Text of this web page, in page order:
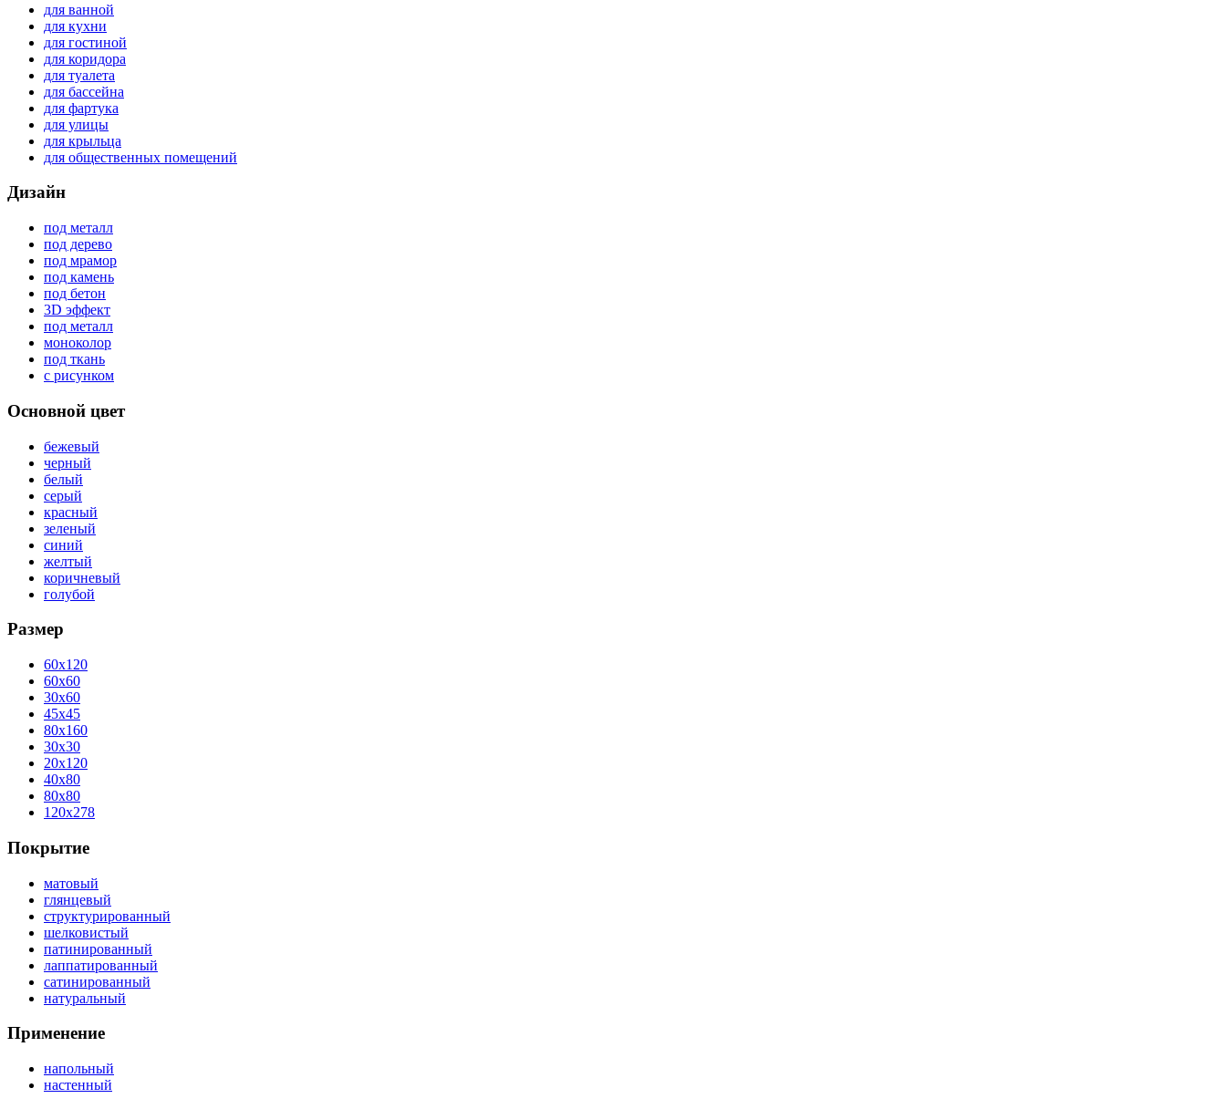
для ванной
для кухни
для гостиной
для коридора
для туалета
для бассейна
для фартука
для улицы
для крыльца
для общественных помещений
Дизайн
под металл
под дерево
под мрамор
под камень
под бетон
3D эффект
под металл
моноколор
под ткань
с рисунком
Основной цвет
бежевый
черный
белый
серый
красный
зеленый
синий
желтый
коричневый
голубой
Размер
60x120
60x60
30x60
45x45
80x160
30x30
20x120
40x80
80x80
120x278
Покрытие
матовый
глянцевый
структурированный
шелковистый
патинированный
лаппатированный
сатинированный
натуральный
Применение
напольный
настенный